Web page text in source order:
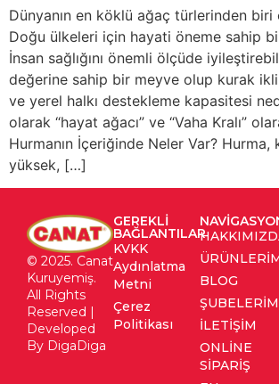
Dünyanın en köklü ağaç türlerinden biri
Doğu ülkeleri için hayati öneme sahip
İnsan sağlığını önemli ölçüde
değerine sahip bir meyve olup kurak
ve yerel halkı destekleme kapasitesi
olarak “hayat ağacı” ve “Vaha Kralı”
Hurmanın İçeriğinde Neler Var?
yüksek, […]
© 2025. Canat
Kuruyemiş.
All Rights
Reserved |
Developed
By DigaDiga
GEREKLI
BAĞLANTILAR
KVKK
Aydınlatma
Metni
Çerez
Politikası
BLOG
İLETIŞIM
ONLINE
SIPARIŞ